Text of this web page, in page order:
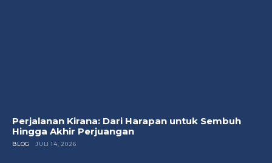
Perjalanan Kirana: Dari Harapan untuk Sembuh
Hingga Akhir Perjuangan
BLOG JULI 14, 2026